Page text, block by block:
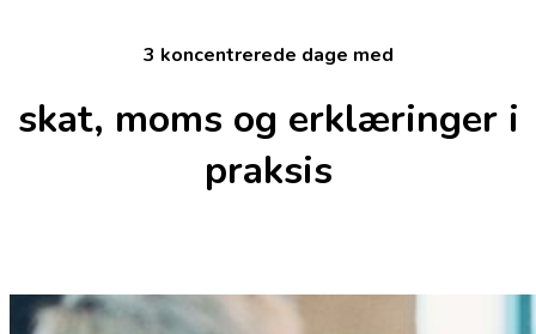
3 koncentrerede dage med
skat, moms og erklæringer i
praksis